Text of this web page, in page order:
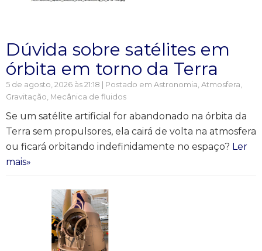
Dúvida sobre satélites em
órbita em torno da Terra
5 de agosto, 2026 às 21:18 | Postado em Astronomia, Atmosfera,
Gravitação, Mecânica de fluidos
Se um satélite artificial for abandonado na órbita da
Terra sem propulsores, ela cairá de volta na atmosfera
ou ficará orbitando indefinidamente no espaço? Ler
mais»